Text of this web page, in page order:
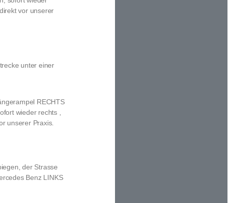
vor unserer
unter einer
RECHTS
wieder rechts ,
unserer Praxis.
der Strasse
Benz LINKS